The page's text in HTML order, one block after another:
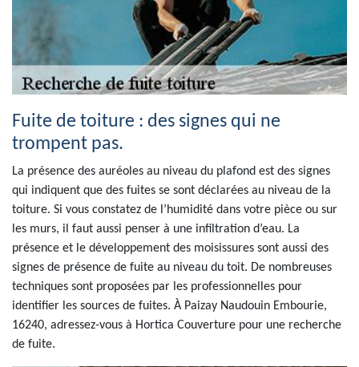
Fuite de toiture : des signes qui ne
trompent pas.
La présence des auréoles au niveau du plafond est des signes
qui indiquent que des fuites se sont déclarées au niveau de la
toiture. Si vous constatez de l’humidité dans votre pièce ou sur
les murs, il faut aussi penser à une infiltration d’eau. La
présence et le développement des moisissures sont aussi des
signes de présence de fuite au niveau du toit. De nombreuses
techniques sont proposées par les professionnelles pour
identifier les sources de fuites. À Paizay Naudouin Embourie,
16240, adressez-vous à Hortica Couverture pour une recherche
de fuite.